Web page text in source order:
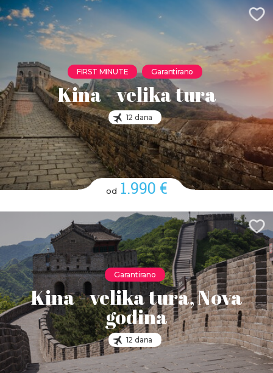
FIRST MINUTE Garantirano
Kina - velika tura
12 dana
od 1.990 €
Garantirano
Kina - velika tura, Nova
godina
12 dana